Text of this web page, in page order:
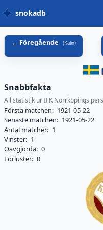
snokadb
Föregående (Kalix)
Snabbfakta
All statistik ur IFK Norrköpings
Första matchen: 1921-05-22
Senaste matchen: 1921-05-22
Antal matcher: 1
Vinster: 1
Oavgjorda: 0
Förluster: 0